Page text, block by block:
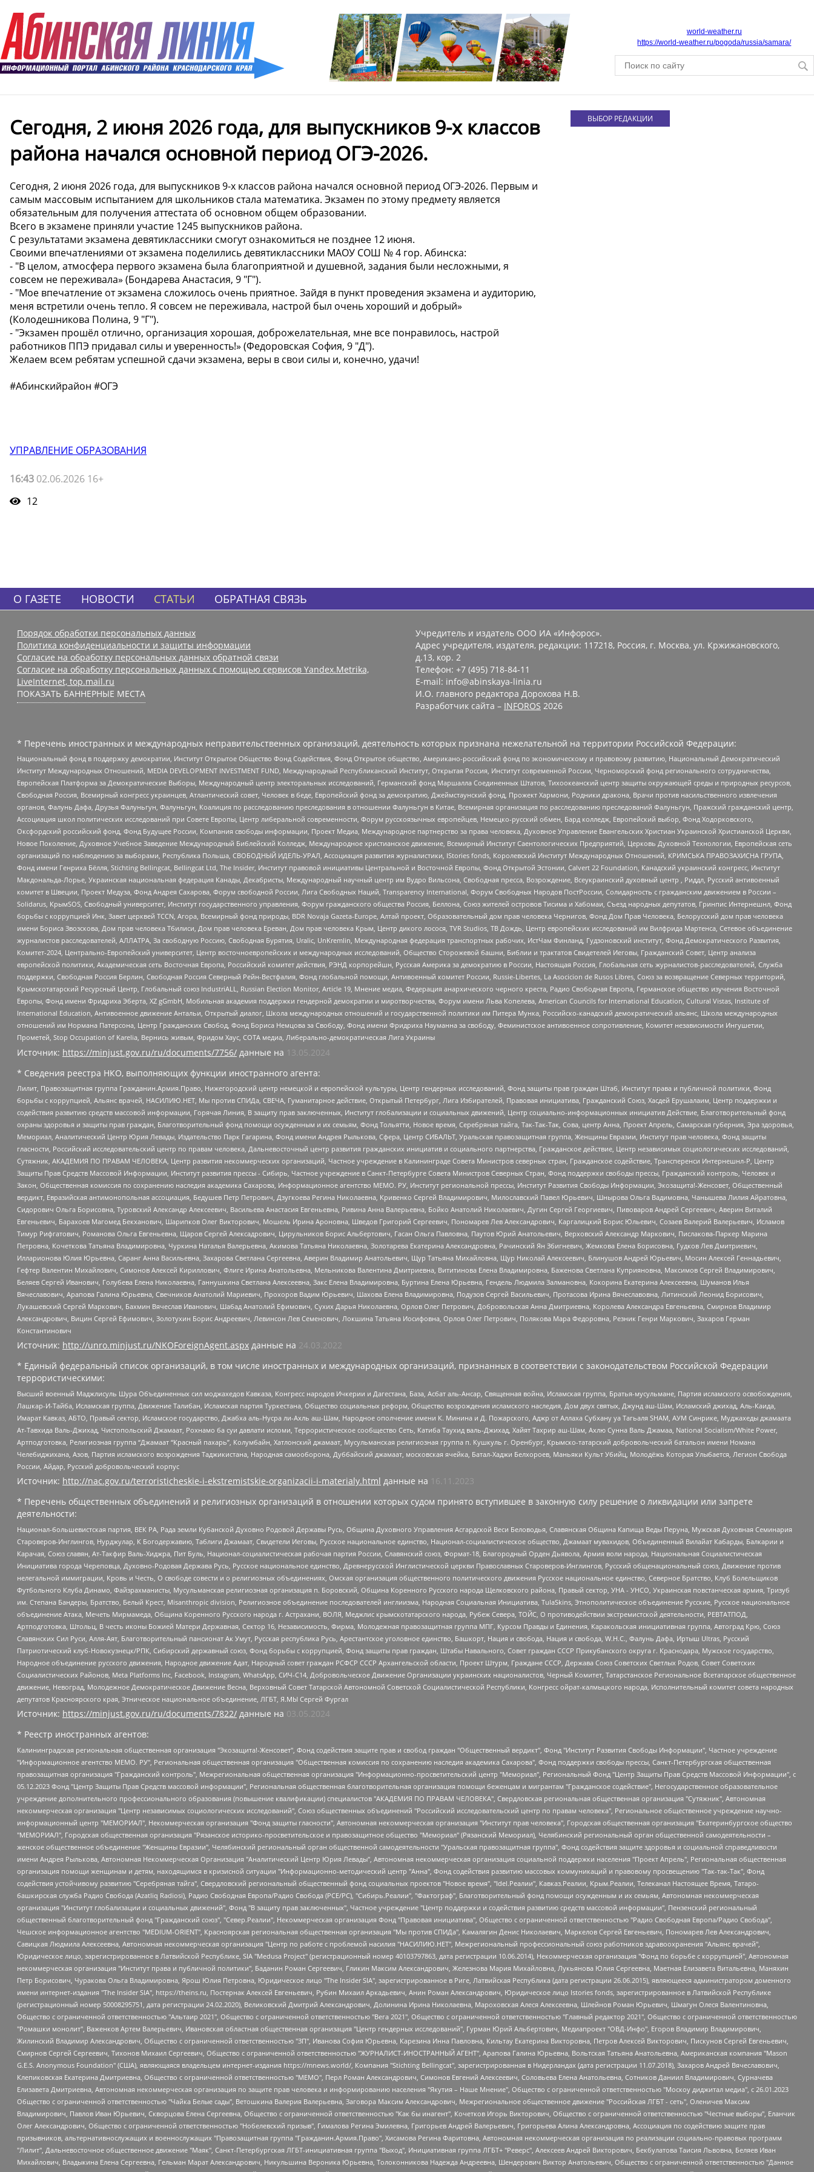
world-weather.ru
https://world-weather.ru/pogoda/russia/samara/
Сегодня, 2 июня 2026 года, для выпускников 9-х классов
района начался основной период ОГЭ-2026.
Сегодня, 2 июня 2026 года, для выпускников 9-х классов района начался основной период ОГЭ-2026. Первым и
самым массовым испытанием для школьников стала математика. Экзамен по этому предмету является
обязательным для получения аттестата об основном общем образовании.
Всего в экзамене приняли участие 1245 выпускников района.
С результатами экзамена девятиклассники смогут ознакомиться не позднее 12 июня.
Своими впечатлениями от экзамена поделились девятиклассники МАОУ СОШ № 4 гор. Абинска:
- "В целом, атмосфера первого экзамена была благоприятной и душевной, задания были несложными, я
совсем не переживала» (Бондарева Анастасия, 9 "Г").
- "Мое впечатление от экзамена сложилось очень приятное. Зайдя в пункт проведения экзамена и аудиторию,
меня встретили очень тепло. Я совсем не переживала, настрой был очень хороший и добрый»
(Колодешникова Полина, 9 "Г").
- "Экзамен прошёл отлично, организация хорошая, доброжелательная, мне все понравилось, настрой
работников ППЭ придавал силы и уверенность!» (Федоровская София, 9 "Д").
Желаем всем ребятам успешной сдачи экзамена, веры в свои силы и, конечно, удачи!
#Абинскийрайон #ОГЭ
УПРАВЛЕНИЕ ОБРАЗОВАНИЯ
16:43 02.06.2026 16+
12
ВЫБОР РЕДАКЦИИ
О ГАЗЕТЕ НОВОСТИ СТАТЬИ ОБРАТНАЯ СВЯЗЬ
Порядок обработки персональных данных
Политика конфиденциальности и защиты информации
Согласие на обработку персональных данных обратной связи
Согласие на обработку персональных данных с помощью сервисов Yandex.Metrika,
LiveInternet, top.mail.ru
ПОКАЗАТЬ БАННЕРНЫЕ МЕСТА
Учредитель и издатель ООО ИА «Инфорос».
Адрес учредителя, издателя, редакции: 117218, Россия, г. Москва, ул. Кржижановского,
д.13, кор. 2
Телефон: +7 (495) 718-84-11
E-mail: info@abinskaya-linia.ru
И.О. главного редактора Дорохова Н.В.
Разработчик сайта – INFOROS 2026
* Перечень иностранных и международных неправительственных организаций, деятельность которых признана нежелательной на территории Российской Федерации:
Национальный фонд в поддержку демократии, Институт Открытое Общество Фонд Содействия, Фонд Открытое общество, Американо-российский фонд по экономическому и правовому развитию, Национальный Демократический
Институт Международных Отношений, MEDIA DEVELOPMENT INVESTMENT FUND, Международный Республиканский Институт, Открытая Россия, Институт современной России, Черноморский фонд регионального сотрудничества,
Европейская Платформа за Демократические Выборы, Международный центр электоральных исследований, Германский фонд Маршалла Соединенных Штатов, Тихоокеанский центр защиты окружающей среды и природных ресурсов,
Свободная Россия, Всемирный конгресс украинцев, Атлантический совет, Человек в беде, Европейский фонд за демократию, Джеймстаунский фонд, Прожект Хармони, Родники дракона, Врачи против насильственного извлечения
органов, Фалунь Дафа, Друзья Фалуньгун, Фалуньгун, Коалиция по расследованию преследования в отношении Фалуньгун в Китае, Всемирная организация по расследованию преследований Фалуньгун, Пражский гражданский центр,
Ассоциация школ политических исследований при Совете Европы, Центр либеральной современности, Форум русскоязычных европейцев, Немецко-русский обмен, Бард колледж, Европейский выбор, Фонд Ходорковского,
Оксфордский российский фонд, Фонд Будущее России, Компания свободы информации, Проект Медиа, Международное партнерство за права человека, Духовное Управление Евангельских Христиан Украинской Христианской Церкви,
Новое Поколение, Духовное Учебное Заведение Международный Библейский Колледж, Международное христианское движение, Всемирный Институт Саентологических Предприятий, Церковь Духовной Технологии, Европейская сеть
организаций по наблюдению за выборами, Республика Польша, СВОБОДНЫЙ ИДЕЛЬ-УРАЛ, Ассоциация развития журналистики, IStories fonds, Королевский Институт Международных Отношений, КРИМСЬКА ПРАВОЗАХИСНА ГРУПА,
Фонд имени Генриха Бёлля, Stichting Bellingcat, Bellingcat Ltd, The Insider, Институт правовой инициативы Центральной и Восточной Европы, Фонд Открытой Эстонии, Calvert 22 Foundation, Канадский украинский конгресс, Институт
Макдональда-Лорье, Украинская национальная федерация Канады, Декабристы, Международный научный центр им Вудро Вильсона, Свободная пресса, Возрождение, Всеукраинский духовный центр , Риддл, Русский антивоенный
комитет в Швеции, Проект Медуза, Фонд Андрея Сахарова, Форум свободной России, Лига Свободных Наций, Transparеncy International, Форум Свободных Народов ПостРоссии, Солидарность с гражданским движением в России –
Solidarus, КрымSOS, Свободный университет, Институт государственного управления, Форум гражданского общества Россия, Беллона, Союз жителей островов Тисима и Хабомаи, Съезд народных депутатов, Гринпис Интернешнл, Фонд
борьбы с коррупцией Инк, Завет церквей TCCN, Агора, Всемирный фонд природы, BDR Novaja Gazeta-Europe, Алтай проект, Образовательный дом прав человека Чернигов, Фонд Дом Прав Человека, Белорусский дом прав человека
имени Бориса Звозскова, Дом прав человека Тбилиси, Дом прав человека Ереван, Дом прав человека Крым, Центр дикого лосося, TVR Studios, ТВ Дождь, Центр европейских исследований им Вилфрида Мартенса, Сетевое объединение
журналистов расследователей, АЛЛАТРА, За свободную Россию, Свободная Бурятия, Uralic, UnKremlin, Международная федерация транспортных рабочих, ИстЧам Финланд, Гудзоновский институт, Фонд Демократического Развития,
Комитет-2024, Центрально-Европейский университет, Центр восточноевропейских и международных исследований, Общество Сторожевой башни, Библии и трактатов Свидетелей Иеговы, Гражданский Совет, Центр анализа
европейской политики, Академическая сеть Восточная Европа, Российский комитет действия, РЭНД корпорейшн, Русская Америка за демократию в России, Настоящая Россия, Глобальная сеть журналистов-расследователей, Служба
поддержки, Свободная Россия Берлин, Свободная Россия Северный Рейн-Вестфалия, Фонд глобальной помощи, Антивоенный комитет России, Russie-Libertes, La Asocicion de Rusos Libres, Союз за возвращение Северных территорий,
Крымскотатарский Ресурсный Центр, Глобальный союз IndustriALL, Russian Election Monitor, Article 19, Мнение медиа, Федерация анархического черного креста, Радио Свободная Европа, Германское общество изучения Восточной
Европы, Фонд имени Фридриха Эберта, XZ gGmbH, Мобильная академия поддержки гендерной демократии и миротворчества, Форум имени Льва Копелева, American Councils for International Education, Cultural Vistas, Institute of
International Education, Антивоенное движение Антальи, Открытый диалог, Школа международных отношений и государственной политики им Питера Мунка, Российско-канадский демократический альянс, Школа международных
отношений им Нормана Патерсона, Центр Гражданских Свобод, Фонд Бориса Немцова за Свободу, Фонд имени Фридриха Науманна за свободу, Феминистское антивоенное сопротивление, Комитет независимости Ингушетии,
Прометей, Stop Occupation of Karelia, Вернись живым, Фридом Хаус, СОТА медиа, Либерально-демократическая Лига Украины
Источник: https://minjust.gov.ru/ru/documents/7756/ данные на 13.05.2024
* Сведения реестра НКО, выполняющих функции иностранного агента:
Лилит, Правозащитная группа Гражданин.Армия.Право, Нижегородский центр немецкой и европейской культуры, Центр гендерных исследований, Фонд защиты прав граждан Штаб, Институт права и публичной политики, Фонд
борьбы с коррупцией, Альянс врачей, НАСИЛИЮ.НЕТ, Мы против СПИДа, СВЕЧА, Гуманитарное действие, Открытый Петербург, Лига Избирателей, Правовая инициатива, Гражданский Союз, Хасдей Ерушалаим, Центр поддержки и
содействия развитию средств массовой информации, Горячая Линия, В защиту прав заключенных, Институт глобализации и социальных движений, Центр социально-информационных инициатив Действие, Благотворительный фонд
охраны здоровья и защиты прав граждан, Благотворительный фонд помощи осужденным и их семьям, Фонд Тольятти, Новое время, Серебряная тайга, Так-Так-Так, Сова, центр Анна, Проект Апрель, Самарская губерния, Эра здоровья,
Мемориал, Аналитический Центр Юрия Левады, Издательство Парк Гагарина, Фонд имени Андрея Рылькова, Сфера, Центр СИБАЛЬТ, Уральская правозащитная группа, Женщины Евразии, Институт прав человека, Фонд защиты
гласности, Российский исследовательский центр по правам человека, Дальневосточный центр развития гражданских инициатив и социального партнерства, Гражданское действие, Центр независимых социологических исследований,
Сутяжник, АКАДЕМИЯ ПО ПРАВАМ ЧЕЛОВЕКА, Центр развития некоммерческих организаций, Частное учреждение в Калининграде Совета Министров северных стран, Гражданское содействие, Трансперенси Интернешнл-Р, Центр
Защиты Прав Средств Массовой Информации, Институт развития прессы - Сибирь, Частное учреждение в Санкт-Петербурге Совета Министров Северных Стран, Фонд поддержки свободы прессы, Гражданский контроль, Человек и
Закон, Общественная комиссия по сохранению наследия академика Сахарова, Информационное агентство МЕМО. РУ, Институт региональной прессы, Институт Развития Свободы Информации, Экозащита!-Женсовет, Общественный
вердикт, Евразийская антимонопольная ассоциация, Бедушев Петр Петрович, Дзугкоева Регина Николаевна, Кривенко Сергей Владимирович, Милославский Павел Юрьевич, Шнырова Ольга Вадимовна, Чанышева Лилия Айратовна,
Сидорович Ольга Борисовна, Туровский Александр Алексеевич, Васильева Анастасия Евгеньевна, Ривина Анна Валерьевна, Бойко Анатолий Николаевич, Дугин Сергей Георгиевич, Пивоваров Андрей Сергеевич, Аверин Виталий
Евгеньевич, Барахоев Магомед Бекханович, Шарипков Олег Викторович, Мошель Ирина Ароновна, Шведов Григорий Сергеевич, Пономарев Лев Александрович, Каргалицкий Борис Юльевич, Созаев Валерий Валерьевич, Исламов
Тимур Рифгатович, Романова Ольга Евгеньевна, Щаров Сергей Алексадрович, Цирульников Борис Альбертович, Гасан Ольга Павловна, Паутов Юрий Анатольевич, Верховский Александр Маркович, Пислакова-Паркер Марина
Петровна, Кочеткова Татьяна Владимировна, Чуркина Наталья Валерьевна, Акимова Татьяна Николаевна, Золотарева Екатерина Александровна, Рачинский Ян Збигневич, Жемкова Елена Борисовна, Гудков Лев Дмитриевич,
Илларионова Юлия Юрьевна, Саранг Анна Васильевна, Захарова Светлана Сергеевна, Аверин Владимир Анатольевич, Щур Татьяна Михайловна, Щур Николай Алексеевич, Блинушов Андрей Юрьевич, Мосин Алексей Геннадьевич,
Гефтер Валентин Михайлович, Симонов Алексей Кириллович, Флиге Ирина Анатольевна, Мельникова Валентина Дмитриевна, Вититинова Елена Владимировна, Баженова Светлана Куприяновна, Максимов Сергей Владимирович,
Беляев Сергей Иванович, Голубева Елена Николаевна, Ганнушкина Светлана Алексеевна, Закс Елена Владимировна, Буртина Елена Юрьевна, Гендель Людмила Залмановна, Кокорина Екатерина Алексеевна, Шуманов Илья
Вячеславович, Арапова Галина Юрьевна, Свечников Анатолий Мариевич, Прохоров Вадим Юрьевич, Шахова Елена Владимировна, Подузов Сергей Васильевич, Протасова Ирина Вячеславовна, Литинский Леонид Борисович,
Лукашевский Сергей Маркович, Бахмин Вячеслав Иванович, Шабад Анатолий Ефимович, Сухих Дарья Николаевна, Орлов Олег Петрович, Добровольская Анна Дмитриевна, Королева Александра Евгеньевна, Смирнов Владимир
Александрович, Вицин Сергей Ефимович, Золотухин Борис Андреевич, Левинсон Лев Семенович, Локшина Татьяна Иосифовна, Орлов Олег Петрович, Полякова Мара Федоровна, Резник Генри Маркович, Захаров Герман
Константинович
Источник: http://unro.minjust.ru/NKOForeignAgent.aspx данные на 24.03.2022
* Единый федеральный список организаций, в том числе иностранных и международных организаций, признанных в соответствии с законодательством Российской Федерации
террористическими:
Высший военный Маджлисуль Шура Объединенных сил моджахедов Кавказа, Конгресс народов Ичкерии и Дагестана, База, Асбат аль-Ансар, Священная война, Исламская группа, Братья-мусульмане, Партия исламского освобождения,
Лашкар-И-Тайба, Исламская группа, Движение Талибан, Исламская партия Туркестана, Общество социальных реформ, Общество возрождения исламского наследия, Дом двух святых, Джунд аш-Шам, Исламский джихад, Аль-Каида,
Имарат Кавказ, АБТО, Правый сектор, Исламское государство, Джабха аль-Нусра ли-Ахль аш-Шам, Народное ополчение имени К. Минина и Д. Пожарского, Аджр от Аллаха Субхану уа Тагьаля SHAM, АУМ Синрике, Муджахеды джамаата
Ат-Тавхида Валь-Джихад, Чистопольский Джамаат, Рохнамо ба суи давлати исломи, Террористическое сообщество Сеть, Катиба Таухид валь-Джихад, Хайят Тахрир аш-Шам, Ахлю Сунна Валь Джамаа, National Socialism/White Power,
Артподготовка, Религиозная группа “Джамаат “Красный пахарь”, Колумбайн, Хатлонский джамаат, Мусульманская религиозная группа п. Кушкуль г. Оренбург, Крымско-татарский добровольческий батальон имени Номана
Челебиджихана, Азов, Партия исламского возрождения Таджикистана, Народная самооборона, Дуббайский джамаат, московская ячейка, Батал-Хаджи Белхороев, Маньяки Культ Убийц, Молодёжь Которая Улыбается, Легион Свобода
России, Айдар, Русский добровольческий корпус
Источник: http://nac.gov.ru/terroristicheskie-i-ekstremistskie-organizacii-i-materialy.html данные на 16.11.2023
* Перечень общественных объединений и религиозных организаций в отношении которых судом принято вступившее в законную силу решение о ликвидации или запрете
деятельности:
Национал-большевистская партия, ВЕК РА, Рада земли Кубанской Духовно Родовой Державы Русь, Община Духовного Управления Асгардской Веси Беловодья, Славянская Община Капища Веды Перуна, Мужская Духовная Семинария
Староверов-Инглингов, Нурджулар, К Богодержавию, Таблиги Джамаат, Свидетели Иеговы, Русское национальное единство, Национал-социалистическое общество, Джамаат мувахидов, Объединенный Вилайат Кабарды, Балкарии и
Карачая, Союз славян, Ат-Такфир Валь-Хиджра, Пит Буль, Национал-социалистическая рабочая партия России, Славянский союз, Формат-18, Благородный Орден Дьявола, Армия воли народа, Национальная Социалистическая
Инициатива города Череповца, Духовно-Родовая Держава Русь, Русское национальное единство, Древнерусской Инглистической церкви Православных Староверов-Инглингов, Русский общенациональный союз, Движение против
нелегальной иммиграции, Кровь и Честь, О свободе совести и о религиозных объединениях, Омская организация общественного политического движения Русское национальное единство, Северное Братство, Клуб Болельщиков
Футбольного Клуба Динамо, Файзрахманисты, Мусульманская религиозная организация п. Боровский, Община Коренного Русского народа Щелковского района, Правый сектор, УНА - УНСО, Украинская повстанческая армия, Тризуб
им. Степана Бандеры, Братство, Белый Крест, Misanthropic division, Религиозное объединение последователей инглиизма, Народная Социальная Инициатива, TulaSkins, Этнополитическое объединение Русские, Русское национальное
объединение Атака, Мечеть Мирмамеда, Община Коренного Русского народа г. Астрахани, ВОЛЯ, Меджлис крымскотатарского народа, Рубеж Севера, ТОЙС, О противодействии экстремистской деятельности, РЕВТАТПОД,
Артподготовка, Штольц, В честь иконы Божией Матери Державная, Сектор 16, Независимость, Фирма, Молодежная правозащитная группа МПГ, Курсом Правды и Единения, Каракольская инициативная группа, Автоград Крю, Союз
Славянских Сил Руси, Алля-Аят, Благотворительный пансионат Ак Умут, Русская республика Русь, Арестантское уголовное единство, Башкорт, Нация и свобода, Нация и свобода, W.H.С., Фалунь Дафа, Иртыш Ultras, Русский
Патриотический клуб-Новокузнецк/РПК, Сибирский державный союз, Фонд борьбы с коррупцией, Фонд защиты прав граждан, Штабы Навального, Совет граждан СССР Прикубанского округа г. Краснодара, Мужское государство,
Народное объединение русского движения, Народное движение Адат, Народный совет граждан РСФСР СССР Архангельской области, Проект Штурм, Граждане СССР, Держава Союз Советских Светлых Родов, Совет Советских
Социалистических Районов, Meta Platforms Inc, Facebook, Instagram, WhatsApp, СИЧ-С14, Добровольческое Движение Организации украинских националистов, Черный Комитет, Татарстанское Региональное Всетатарское общественное
движение, Невоград, Молодежное Демократическое Движение Весна, Верховный Совет Татарской Автономной Советской Социалистической Республики, Конгресс ойрат-калмыцкого народа, Исполнительный комитет совета народных
депутатов Красноярского края, Этническое национальное объединение, ЛГБТ, Я.МЫ Сергей Фургал
Источник: https://minjust.gov.ru/ru/documents/7822/ данные на 03.05.2024
* Реестр иностранных агентов:
Калининградская региональная общественная организация "Экозащита!-Женсовет", Фонд содействия защите прав и свобод граждан "Общественный вердикт", Фонд "Институт Развития Свободы Информации", Частное учреждение "Информационное агентство МЕМО. РУ", Региональная общественная организация "Общественная комиссия по сохранению наследия академика Сахарова", Фонд поддержки свободы прессы, Санкт-Петербургская общественная правозащитная организация "Гражданский контроль", Межрегиональная общественная организация "Информационно-просветительский центр "Мемориал", Региональный Фонд "Центр Защиты Прав Средств Массовой Информации", с 05.12.2023 Фонд "Центр Защиты Прав Средств массовой информации", Региональная общественная благотворительная организация помощи беженцам и мигрантам "Гражданское содействие", Негосударственное образовательное учреждение дополнительного профессионального образования (повышение квалификации) специалистов "АКАДЕМИЯ ПО ПРАВАМ ЧЕЛОВЕКА", Свердловская региональная общественная организация "Сутяжник", Автономная некоммерческая организация "Центр независимых социологических исследований", Союз общественных объединений "Российский исследовательский центр по правам человека", Региональное общественное учреждение научно-информационный центр "МЕМОРИАЛ", Некоммерческая организация "Фонд защиты гласности", Автономная некоммерческая организация "Институт прав человека", Городская общественная организация "Екатеринбургское общество "МЕМОРИАЛ", Городская общественная организация "Рязанское историко-просветительское и правозащитное общество "Мемориал" (Рязанский Мемориал), Челябинский региональный орган общественной самодеятельности – женское общественное объединение "Женщины Евразии", Челябинский региональный орган общественной самодеятельности "Уральская правозащитная группа", Фонд содействия защите здоровья и социальной справедливости имени Андрея Рылькова, Автономная Некоммерческая Организация "Аналитический Центр Юрия Левады", Автономная некоммерческая организация социальной поддержки населения "Проект Апрель", Региональная общественная организация помощи женщинам и детям, находящимся в кризисной ситуации "Информационно-методический центр "Анна", Фонд содействия развитию массовых коммуникаций и правовому просвещению "Так-так-Так", Фонд содействия устойчивому развитию "Серебряная тайга", Свердловский региональный общественный фонд социальных проектов "Новое время", "Idel.Реалии", Кавказ.Реалии, Крым.Реалии, Телеканал Настоящее Время, Татаро-башкирская служба Радио Свобода (Azatliq Radiosi), Радио Свободная Европа/Радио Свобода (PCE/PC), "Сибирь.Реалии", "Фактограф", Благотворительный фонд помощи осужденным и их семьям, Автономная некоммерческая организация "Институт глобализации и социальных движений", Фонд "В защиту прав заключенных", Частное учреждение "Центр поддержки и содействия развитию средств массовой информации", Пензенский региональный общественный благотворительный фонд "Гражданский союз", "Север.Реалии", Некоммерческая организация Фонд "Правовая инициатива", Общество с ограниченной ответственностью "Радио Свободная Европа/Радио Свобода", Чешское информационное агентство "MEDIUM-ORIENT", Красноярская региональная общественная организация "Мы против СПИДа", Камалягин Денис Николаевич, Маркелов Сергей Евгеньевич, Пономарев Лев Александрович, Савицкая Людмила Алексеевна, Автономная некоммерческая организация "Центр по работе с проблемой насилия "НАСИЛИЮ.НЕТ", Межрегиональный профессиональный союз работников здравоохранения "Альянс врачей", Юридическое лицо, зарегистрированное в Латвийской Республике, SIA "Medusa Project" (регистрационный номер 40103797863, дата регистрации 10.06.2014), Некоммерческая организация "Фонд по борьбе с коррупцией", Автономная некоммерческая организация "Институт права и публичной политики", Баданин Роман Сергеевич, Гликин Максим Александрович, Железнова Мария Михайловна, Лукьянова Юлия Сергеевна, Маетная Елизавета Витальевна, Маняхин Петр Борисович, Чуракова Ольга Владимировна, Ярош Юлия Петровна, Юридическое лицо "The Insider SIA", зарегистрированное в Риге, Латвийская Республика (дата регистрации 26.06.2015), являющееся администратором доменного имени интернет-издания "The Insider SIA", https://theins.ru, Постернак Алексей Евгеньевич, Рубин Михаил Аркадьевич, Анин Роман Александрович, Юридическое лицо Istories fonds, зарегистрированное в Латвийской Республике (регистрационный номер 50008295751, дата регистрации 24.02.2020), Великовский Дмитрий Александрович, Долинина Ирина Николаевна, Мароховская Алеся Алексеевна, Шлейнов Роман Юрьевич, Шмагун Олеся Валентиновна, Общество с ограниченной ответственностью "Альтаир 2021", Общество с ограниченной ответственностью "Вега 2021", Общество с ограниченной ответственностью "Главный редактор 2021", Общество с ограниченной ответственностью "Ромашки монолит", Важенков Артем Валерьевич, Ивановская областная общественная организация "Центр гендерных исследований", Гурман Юрий Альбертович, Медиапроект "ОВД-Инфо", Егоров Владимир Владимирович, Жилинский Владимир Александрович, Общество с ограниченной ответственностью "ЗП", Иванова София Юрьевна, Карезина Инна Павловна, Кильтау Екатерина Викторовна, Петров Алексей Викторович, Пискунов Сергей Евгеньевич, Смирнов Сергей Сергеевич, Тихонов Михаил Сергеевич, Общество с ограниченной ответственностью "ЖУРНАЛИСТ-ИНОСТРАННЫЙ АГЕНТ", Арапова Галина Юрьевна, Вольтская Татьяна Анатольевна, Американская компания "Mason G.E.S. Anonymous Foundation" (США), являющаяся владельцем интернет-издания https://mnews.world/, Компания "Stichting Bellingcat", зарегистрированная в Нидерландах (дата регистрации 11.07.2018), Захаров Андрей Вячеславович, Клепиковская Екатерина Дмитриевна, Общество с ограниченной ответственностью "МЕМО", Перл Роман Александрович, Симонов Евгений Алексеевич, Соловьева Елена Анатольевна, Сотников Даниил Владимирович, Сурначева Елизавета Дмитриевна, Автономная некоммерческая организация по защите прав человека и информированию населения "Якутия – Наше Мнение", Общество с ограниченной ответственностью "Москоу диджитал медиа", с 26.01.2023 Общество с ограниченной ответственностью "Чайка Белые сады", Ветошкина Валерия Валерьевна, Заговора Максим Александрович, Межрегиональное общественное движение "Российская ЛГБТ - сеть", Оленичев Максим Владимирович, Павлов Иван Юрьевич, Скворцова Елена Сергеевна, Общество с ограниченной ответственностью "Как бы инагент", Кочетков Игорь Викторович, Общество с ограниченной ответственностью "Честные выборы", Еланчик Олег Александрович, Общество с ограниченной ответственностью "Нобелевский призыв", Гималова Регина Эмилевна, Григорьев Андрей Валерьевич, Григорьева Алина Александровна, Ассоциация по содействию защите прав призывников, альтернативнослужащих и военнослужащих "Правозащитная группа "Гражданин.Армия.Право", Хисамова Регина Фаритовна, Автономная некоммерческая организация по реализации социально-правовых программ "Лилит", Дальневосточное общественное движение "Маяк", Санкт-Петербургская ЛГБТ-инициативная группа "Выход", Инициативная группа ЛГБТ+ "Реверс", Алексеев Андрей Викторович, Бекбулатова Таисия Львовна, Беляев Иван Михайлович, Владыкина Елена Сергеевна, Гельман Марат Александрович, Никульшина Вероника Юрьевна, Толоконникова Надежда Андреевна, Шендерович Виктор Анатольевич, Общество с ограниченной ответственностью "Данное сообщение", Общество с ограниченной ответственностью Издательский дом "Новая глава", Айнбиндер Александра Александровна, Московский комьюнити-центр для ЛГБТ+инициатив, Благотворительный фонд развития филантропии, Deutsche Welle (Германия, Kurt-Schumacher-Strasse 3, 53113 Bonn), Борзунова Мария Михайловна, Воробьев Виктор Викторович, Голубева Анна Львовна, Константинова Алла Михайловна, Малкова Ирина Владимировна, Мурадов Мурад Абдулгалимович, Осетинская Елизавета Николаевна, Понасенков Евгений Николаевич, Ганапольский Матвей Юрьевич, Киселев Евгений Алексеевич, Борухович Ирина Григорьевна, Дремин Иван Тимофеевич, Дубровский Дмитрий Викторович, Красноярская региональная общественная организация поддержки и развития альтернативных образовательных технологий и межкультурных коммуникаций "ИНТЕРРА", Маяковская Екатерина Алексеевна, Фейгин Марк Захарович, Филимонов Андрей Викторович, Дзугкоева Регина Николаевна, Доброхотов Роман Александрович, Дудь Юрий Александрович, Елкин Сергей Владимирович, Кругликов Кирилл Игоревич, Сабунаева Мария Леонидовна, Семенов Алексей Владимирович, Шаинян Карен Багратович, Шульман Екатерина Михайловна, Асафьев Артур Валерьевич, Вахштайн Виктор Семенович, Венедиктов Алексей Алексеевич, Лушникова Екатерина Евгеньевна, Волков Леонид Михайлович, Невзоров Александр Глебович, Пархоменко Сергей Борисович, Сироткин Ярослав Николаевич, Кара-Мурза Владимир Владимирович, Баранова Наталья Владимировна, Гозман Леонид Яковлевич, Кагарлицкий Борис Юльевич, Климарев Михаил Валерьевич, Милов Владимир Станиславович, Автономная некоммерческая организация Краснодарский центр современного искусства "Типография", Моргенштерн Алишер Тагирович, Соболь Любовь Эдуардовна, Общество с ограниченной ответственностью "ЛИЗА НОРМ", Каспаров Гарри Кимович, Ходорковский Михаил Борисович, Общество с ограниченной ответственностью "Апрельские тезисы", Данилович Ирина Брониславовна, Кашин Олег Владимирович, Петров Николай Владимирович, Пивоваров Алексей Владимирович, Соколов Михаил Владимирович, Цветкова Юлия Владимировна, Чичваркин Евгений Александрович, Комитет против пыток/Команда против пыток, Общество с ограниченной ответственностью "Первый научный", Общество с ограниченной ответственностью "Вертолет и ко", Белоцерковская Вероника Борисовна, Кац Максим Евгеньевич, Лазарева Татьяна Юрьевна, Шаведдинов Руслан Табризович, Яшин Илья Валерьевич, Общество с ограниченной ответственностью "Иноагент ААВ", Алешковский Дмитрий Петрович, Альбац Евгения Марковна, Быков Дмитрий Львович, Галямина Юлия Евгеньевна, Лойко Сергей Леонидович, Мартынов Кирилл Константинович, Медведев Сергей Александрович, Крашенинников Федор Геннадиевич, Гордеева Катерина Вл